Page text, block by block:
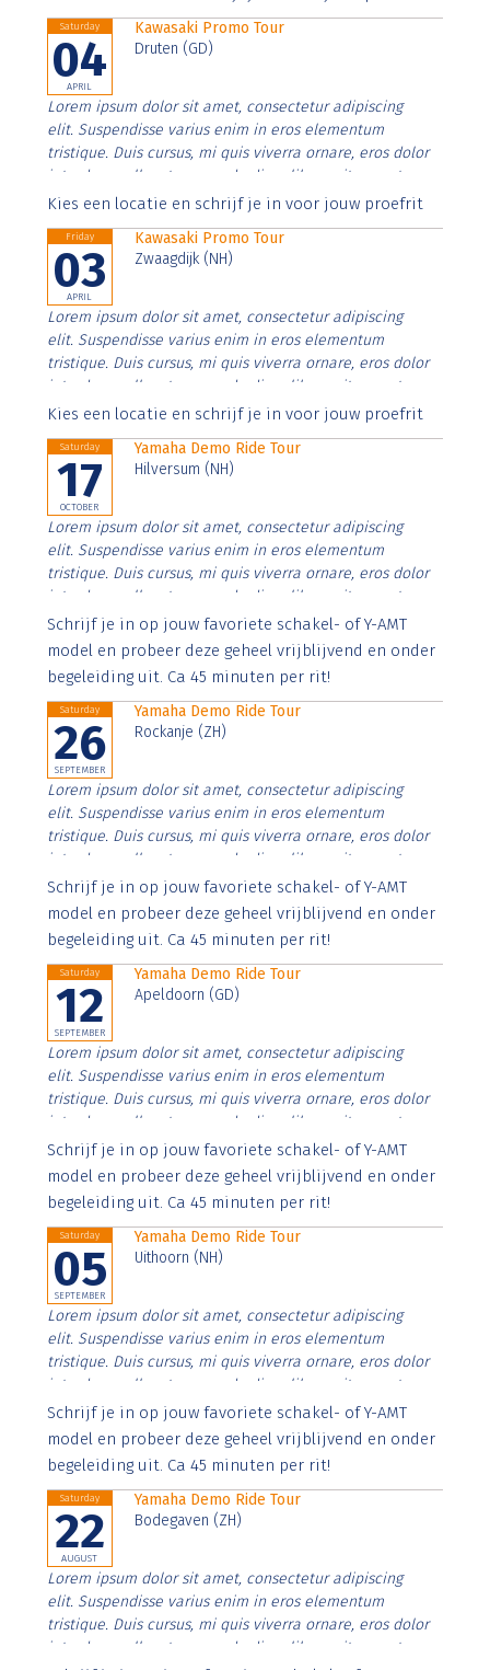
Saturday
04
APRIL
Kawasaki Promo Tour
Druten (GD)
Lorem ipsum dolor sit amet, consectetur adipiscing
elit. Suspendisse varius enim in eros elementum
tristique. Duis cursus, mi quis viverra ornare, eros dolor
interdum nulla, ut commodo diam libero vitae erat.
Aenean faucibus nibh et justo cursus id rutrum lorem
Kies een locatie en schrijf je in voor jouw proefrit
Friday
03
APRIL
Kawasaki Promo Tour
Zwaagdijk (NH)
Lorem ipsum dolor sit amet, consectetur adipiscing
elit. Suspendisse varius enim in eros elementum
tristique. Duis cursus, mi quis viverra ornare, eros dolor
interdum nulla, ut commodo diam libero vitae erat.
Aenean faucibus nibh et justo cursus id rutrum lorem
Kies een locatie en schrijf je in voor jouw proefrit
Saturday
17
OCTOBER
Yamaha Demo Ride Tour
Hilversum (NH)
Lorem ipsum dolor sit amet, consectetur adipiscing
elit. Suspendisse varius enim in eros elementum
tristique. Duis cursus, mi quis viverra ornare, eros dolor
interdum nulla, ut commodo diam libero vitae erat.
Aenean faucibus nibh et justo cursus id rutrum lorem
imperdiet. Nunc ut sem vitae risus tristique posuere.
Schrijf je in op jouw favoriete schakel- of Y-AMT
model en probeer deze geheel vrijblijvend en onder
begeleiding uit. Ca 45 minuten per rit!
Saturday
26
SEPTEMBER
Yamaha Demo Ride Tour
Rockanje (ZH)
Lorem ipsum dolor sit amet, consectetur adipiscing
elit. Suspendisse varius enim in eros elementum
tristique. Duis cursus, mi quis viverra ornare, eros dolor
interdum nulla, ut commodo diam libero vitae erat.
Aenean faucibus nibh et justo cursus id rutrum lorem
imperdiet. Nunc ut sem vitae risus tristique posuere.
Schrijf je in op jouw favoriete schakel- of Y-AMT
model en probeer deze geheel vrijblijvend en onder
begeleiding uit. Ca 45 minuten per rit!
Saturday
12
SEPTEMBER
Yamaha Demo Ride Tour
Apeldoorn (GD)
Lorem ipsum dolor sit amet, consectetur adipiscing
elit. Suspendisse varius enim in eros elementum
tristique. Duis cursus, mi quis viverra ornare, eros dolor
interdum nulla, ut commodo diam libero vitae erat.
Aenean faucibus nibh et justo cursus id rutrum lorem
imperdiet. Nunc ut sem vitae risus tristique posuere.
Schrijf je in op jouw favoriete schakel- of Y-AMT
model en probeer deze geheel vrijblijvend en onder
begeleiding uit. Ca 45 minuten per rit!
Saturday
05
SEPTEMBER
Yamaha Demo Ride Tour
Uithoorn (NH)
Lorem ipsum dolor sit amet, consectetur adipiscing
elit. Suspendisse varius enim in eros elementum
tristique. Duis cursus, mi quis viverra ornare, eros dolor
interdum nulla, ut commodo diam libero vitae erat.
Aenean faucibus nibh et justo cursus id rutrum lorem
imperdiet. Nunc ut sem vitae risus tristique posuere.
Schrijf je in op jouw favoriete schakel- of Y-AMT
model en probeer deze geheel vrijblijvend en onder
begeleiding uit. Ca 45 minuten per rit!
Saturday
22
AUGUST
Yamaha Demo Ride Tour
Bodegaven (ZH)
Lorem ipsum dolor sit amet, consectetur adipiscing
elit. Suspendisse varius enim in eros elementum
tristique. Duis cursus, mi quis viverra ornare, eros dolor
interdum nulla, ut commodo diam libero vitae erat.